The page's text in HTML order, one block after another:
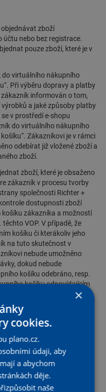
zboží
nebo bez registrace.
pouze zboží, které je v
do virtuálního nákupního
Při výběru dopravy a platby
informován o tom,
a jaké způsoby platby
v prostředí e-shopu
do virtuálního nákupního
Zákazníkovi je v rámci
odebírat již vložené zboží a
zboží.
zboží, které je obsaženo
zákazník v procesu tvorby
společnosti Richter +
dostupnosti zboží
zákazníka a možností
VOP. V případě, že
košíku či kterákoliv jeho
na tuto skutečnost v
nebude umožněno
dokud nebude
košíku odebráno, resp.
košíku odpovídajícím
zboží, a to:
ze strany zákazníka na
+ Frenzel, nebo
v České republice
smluvního přepravce
právo, s ohledem na
×
cookies.
plano.cz.
údaji, aby
a abychom
děje.
naše